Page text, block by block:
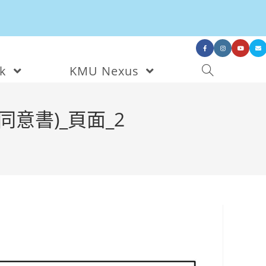
KMU Nexus
意書)_頁面_2